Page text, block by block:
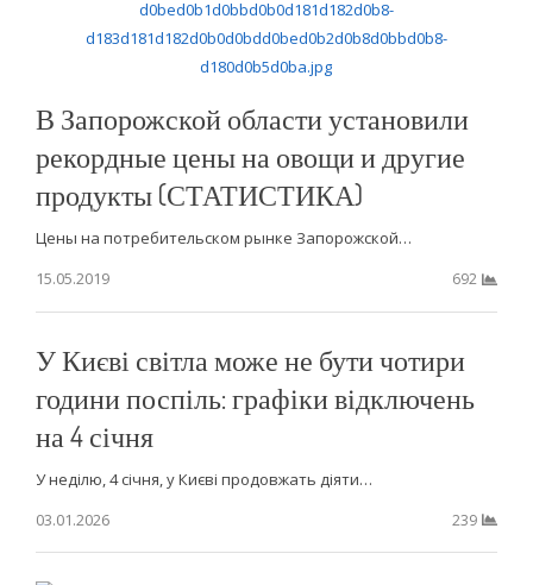
В Запорожской области установили
рекордные цены на овощи и другие
продукты (СТАТИСТИКА)
Цены на потребительском рынке Запорожской…
15.05.2019
692
У Києві світла може не бути чотири
години поспіль: графіки відключень
на 4 січня
У неділю, 4 січня, у Києві продовжать діяти…
03.01.2026
239